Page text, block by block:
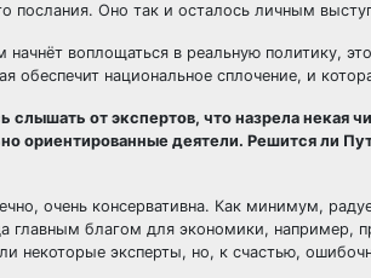
послания. Оно так и осталось личным
начнёт воплощаться в реальную политику,
обеспечит национальное сплочение, и
от экспертов, что назрела некая
ориентированные деятели. Решится ли
очень консервативна. Как минимум,
главным благом для экономики, например,
некоторые эксперты, но, к счастью,